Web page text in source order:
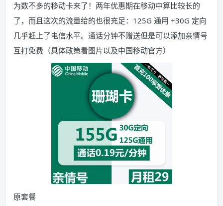
为数不多的移动卡来了！两年优惠期在移动中算比较长的
了，而且这次的流量给的也很充足：125G 通用 +30G 定向
几乎赶上了电信水平。通话分钟不赠送但是可以添加亲情号
互打免费（具体政策看图片以及中国移动官方）
原套餐